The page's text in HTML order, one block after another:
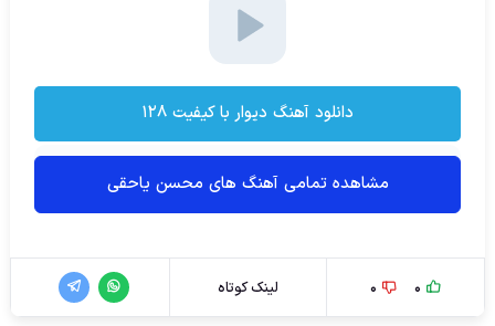
دانلود آهنگ دیوار با کیفیت ۱۲۸
مشاهده تمامی آهنگ های محسن یاحقی
0
0 لینک کوتاه